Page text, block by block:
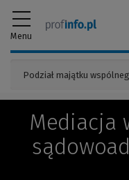
Menu
Mediacja